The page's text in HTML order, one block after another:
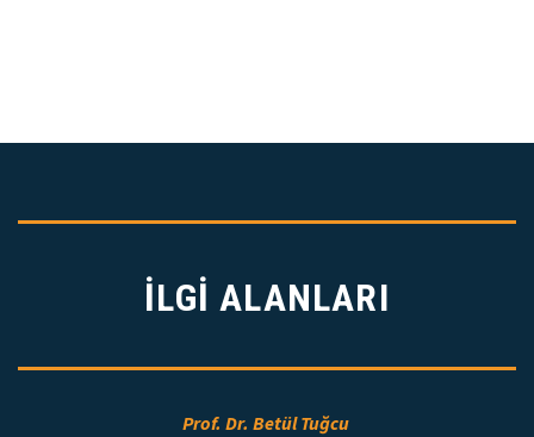
İLGİ ALANLARI
Prof. Dr. Betül Tuğcu